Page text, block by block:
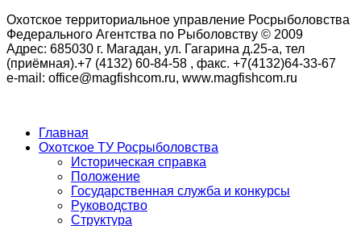
Охотское территориальное управление Росрыболовства
Федерального Агентства по Рыболовству © 2009
Адрес: 685030 г. Магадан, ул. Гагарина д.25-а, тел
(приёмная).+7 (4132) 60-84-58 , факс. +7(4132)64-33-67
e-mail: office@magfishcom.ru, www.magfishcom.ru
Главная
Охотское ТУ Росрыболовства
Историческая справка
Положение
Государственная служба и конкурсы
Руководство
Структура